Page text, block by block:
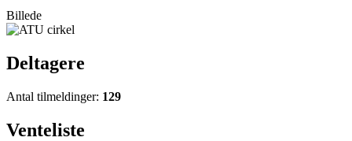
Billede
Deltagere
Antal tilmeldinger: 129
Venteliste